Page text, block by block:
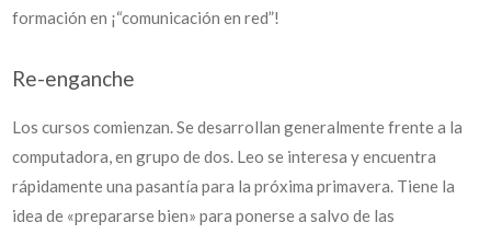
formación en ¡“comunicación en red”!
Re-enganche
Los cursos comienzan. Se desarrollan generalmente frente a la
computadora, en grupo de dos. Leo se interesa y encuentra
rápidamente una pasantía para la próxima primavera. Tiene la
idea de «prepararse bien» para ponerse a salvo de las